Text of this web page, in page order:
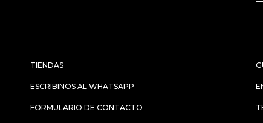
TIENDAS
ESCRIBINOS AL WHATSAPP
FORMULARIO DE CONTACTO